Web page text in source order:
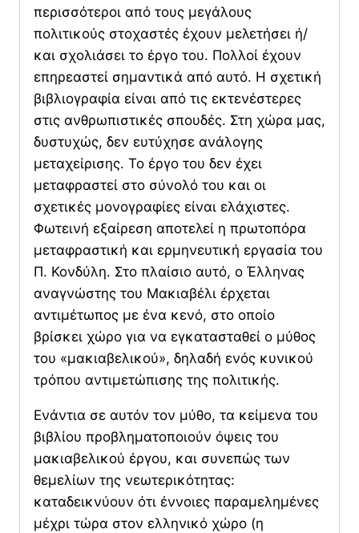
περισσότεροι από τους μεγάλους
πολιτικούς στοχαστές έχουν μελετήσει ή/
και σχολιάσει το έργο του. Πολλοί έχουν
επηρεαστεί σημαντικά από αυτό. Η σχετική
βιβλιογραφία είναι από τις εκτενέστερες
στις ανθρωπιστικές σπουδές. Στη χώρα μας,
δυστυχώς, δεν ευτύχησε ανάλογης
μεταχείρισης. Το έργο του δεν έχει
μεταφραστεί στο σύνολό του και οι
σχετικές μονογραφίες είναι ελάχιστες.
Φωτεινή εξαίρεση αποτελεί η πρωτοπόρα
μεταφραστική και ερμηνευτική εργασία του
Π. Κονδύλη. Στο πλαίσιο αυτό, ο Έλληνας
αναγνώστης του Μακιαβέλι έρχεται
αντιμέτωπος με ένα κενό, στο οποίο
βρίσκει χώρο για να εγκατασταθεί ο μύθος
του «μακιαβελικού», δηλαδή ενός κυνικού
τρόπου αντιμετώπισης της πολιτικής.
Ενάντια σε αυτόν τον μύθο, τα κείμενα του
βιβλίου προβληματοποιούν όψεις του
μακιαβελικού έργου, και συνεπώς των
θεμελίων της νεωτερικότητας:
καταδεικνύουν ότι έννοιες παραμελημένες
μέχρι τώρα στον ελληνικό χώρο (η